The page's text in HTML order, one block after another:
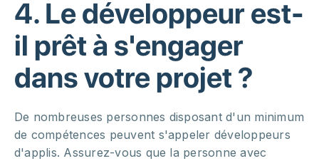
4. Le développeur est-
il prêt à s'engager
dans votre projet ?
De nombreuses personnes disposant d'un minimum
de compétences peuvent s'appeler développeurs
d'applis. Assurez-vous que la personne avec